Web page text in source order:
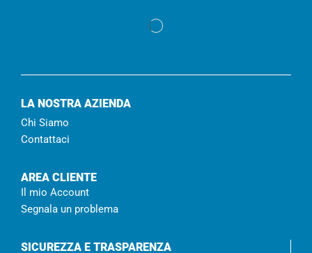
LA NOSTRA AZIENDA
Chi Siamo
Contattaci
AREA CLIENTE
Il mio Account
Segnala un problema
SICUREZZA E TRASPARENZA